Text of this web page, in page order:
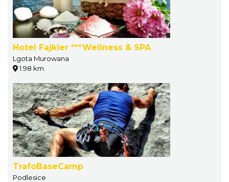
Hotel Fajkier ***Wellness & SPA
Lgota Murowana
1.98 km
TrafoBaseCamp
Podlesice